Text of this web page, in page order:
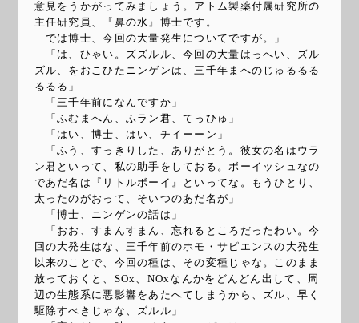
意見をうかがってみましょう。アトム製薬付属研究所の
主任研究員、『鼻の水』博士です。
では博士、今回の大量発生についてですが。」
「は、ひゃい。ズズルル、今回の大量はっへい、ズル
ズル、をおこひたニンゲンは、三千年まへのじゅるるる
るるる」
「三千年前になんですか」
「ふむまへん、ふラン君、てっひゅ」
「はい、博士、はい、チイーーン」
「ふう、すっきりした、ありがとう。彼女の名はウラ
ン君といって、私の助手をしておる。ボーイッシュなの
であだ名は『リトルボーイ』といってな。もうひとり、
太ったのがおって、そいつのあだ名が」
「博士、ニンゲンの話は」
「おお、すまんすまん、忘れるところだったわい。今
回の大発生はな、三千年前のホモ・サピエンスの大発生
以来のことで、今回の種は、その変種じゃな。このまま
放っておくと、SOx、NOxなんかをどんどん出して、周
辺の生態系に悪影響をあたへてしまうから、ズル、早く
駆除すべきじゃな、ズルル」